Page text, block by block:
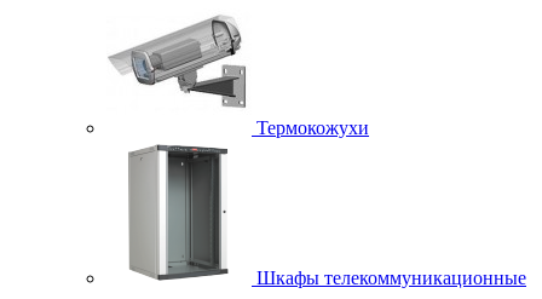
Термокожухи
Шкафы телекоммуникационные